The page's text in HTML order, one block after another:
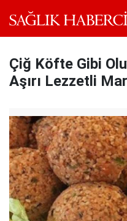
Çiğ Köfte Gibi
Aşırı Lezzetli